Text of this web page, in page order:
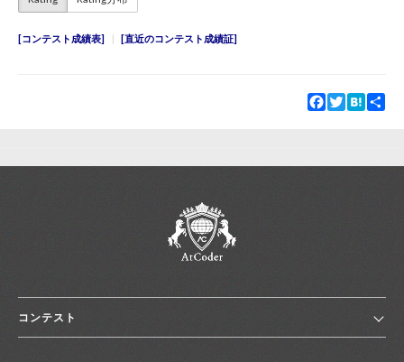
コンテスト成績表 直近のコンテスト成績証
Facebook
TwitterHatena
コンテスト